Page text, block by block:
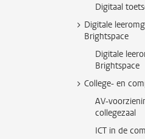
Digitaal
Digitale
Brightspace
Digitale
Brightspace
College- en
AV-
collegezaal
ICT in de